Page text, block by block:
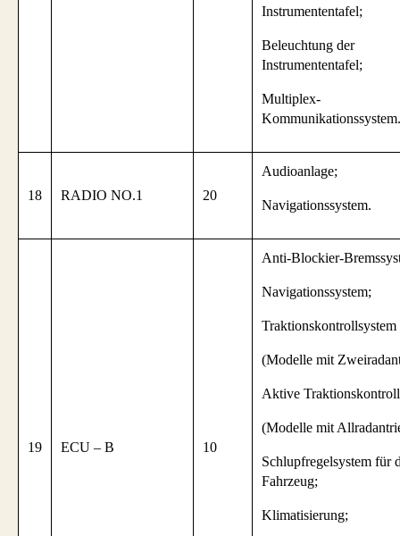
Instrumententafel;
Beleuchtung der
Instrumententafel;
Multiplex-
Kommunikationssystem.
18 RADIO NO.1 20
Audioanlage;
Navigationssystem.
19 ECU – B 10
Anti-Blockier-
Navigationssystem;
Traktionskontrollsystem
(Modelle mit
Aktive
(Modelle mit
Schlupfregelsystem für
Fahrzeug;
Klimatisierung;